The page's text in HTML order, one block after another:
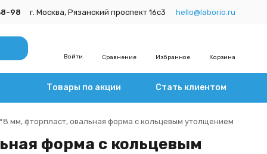
98 г. Москва, Рязанский проспект 16с3 hello@laborio.ru
Войти Сравнение Избранное Корзина
Товары по акции Стать клиентом
мм, фторпласт, овальная форма с кольцевым утолщением
форма с кольцевым